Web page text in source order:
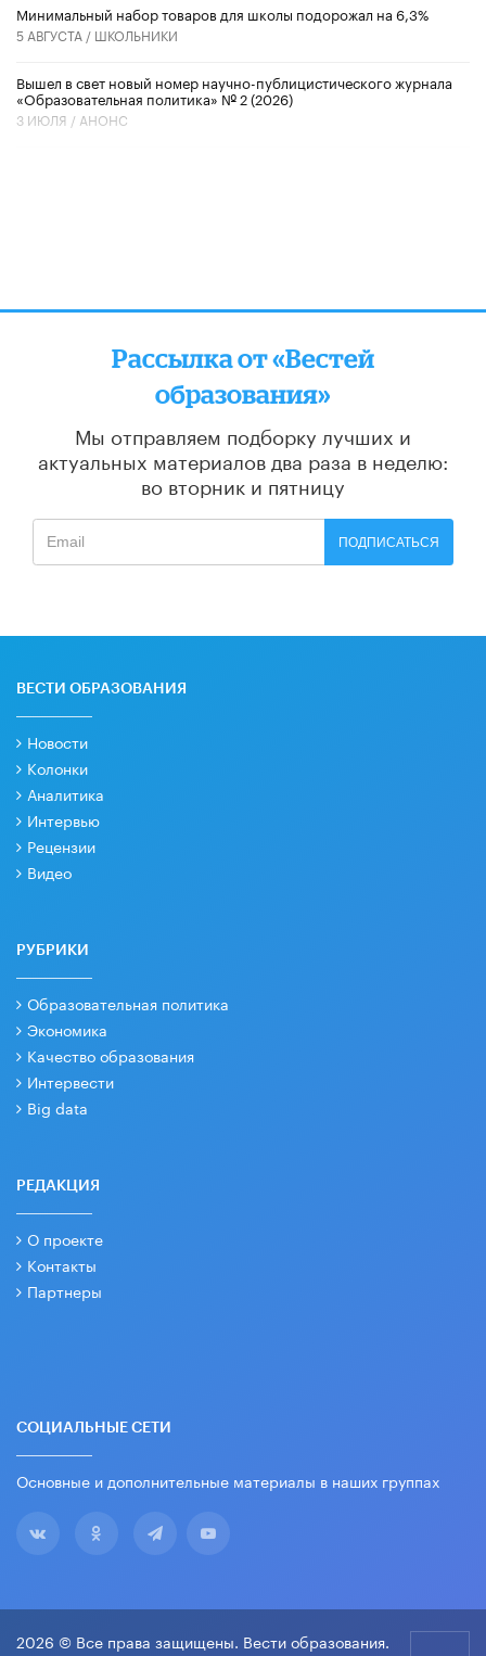
Минимальный набор товаров для школы подорожал на 6,3%
5 АВГУСТА / ШКОЛЬНИКИ
Вышел в свет новый номер научно-публицистического журнала
«Образовательная политика» № 2 (2026)
3 ИЮЛЯ / АНОНС
Рассылка от «Вестей
образования»
Мы отправляем подборку лучших и
актуальных материалов два раза в неделю:
во вторник и пятницу
ПОДПИСАТЬСЯ
ВЕСТИ ОБРАЗОВАНИЯ
Новости
Колонки
Аналитика
Интервью
Рецензии
Видео
РУБРИКИ
Образовательная политика
Экономика
Качество образования
Интервести
Big data
РЕДАКЦИЯ
О проекте
Контакты
Партнеры
СОЦИАЛЬНЫЕ СЕТИ
Основные и дополнительные материалы в наших группах
2026 © Все права защищены. Вести образования.